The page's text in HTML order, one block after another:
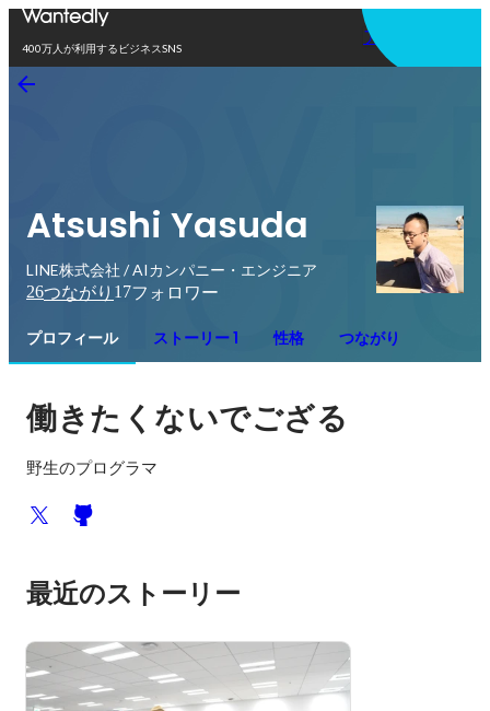
400万人が利用するビジネスSNS
アプリを使う
Atsushi Yasuda
LINE株式会社 / AIカンパニー・エンジニア
26つながり 17フォロワー
プロフィール ストーリー 1 性格 つながり
働きたくないでござる
野生のプログラマ
最近のストーリー